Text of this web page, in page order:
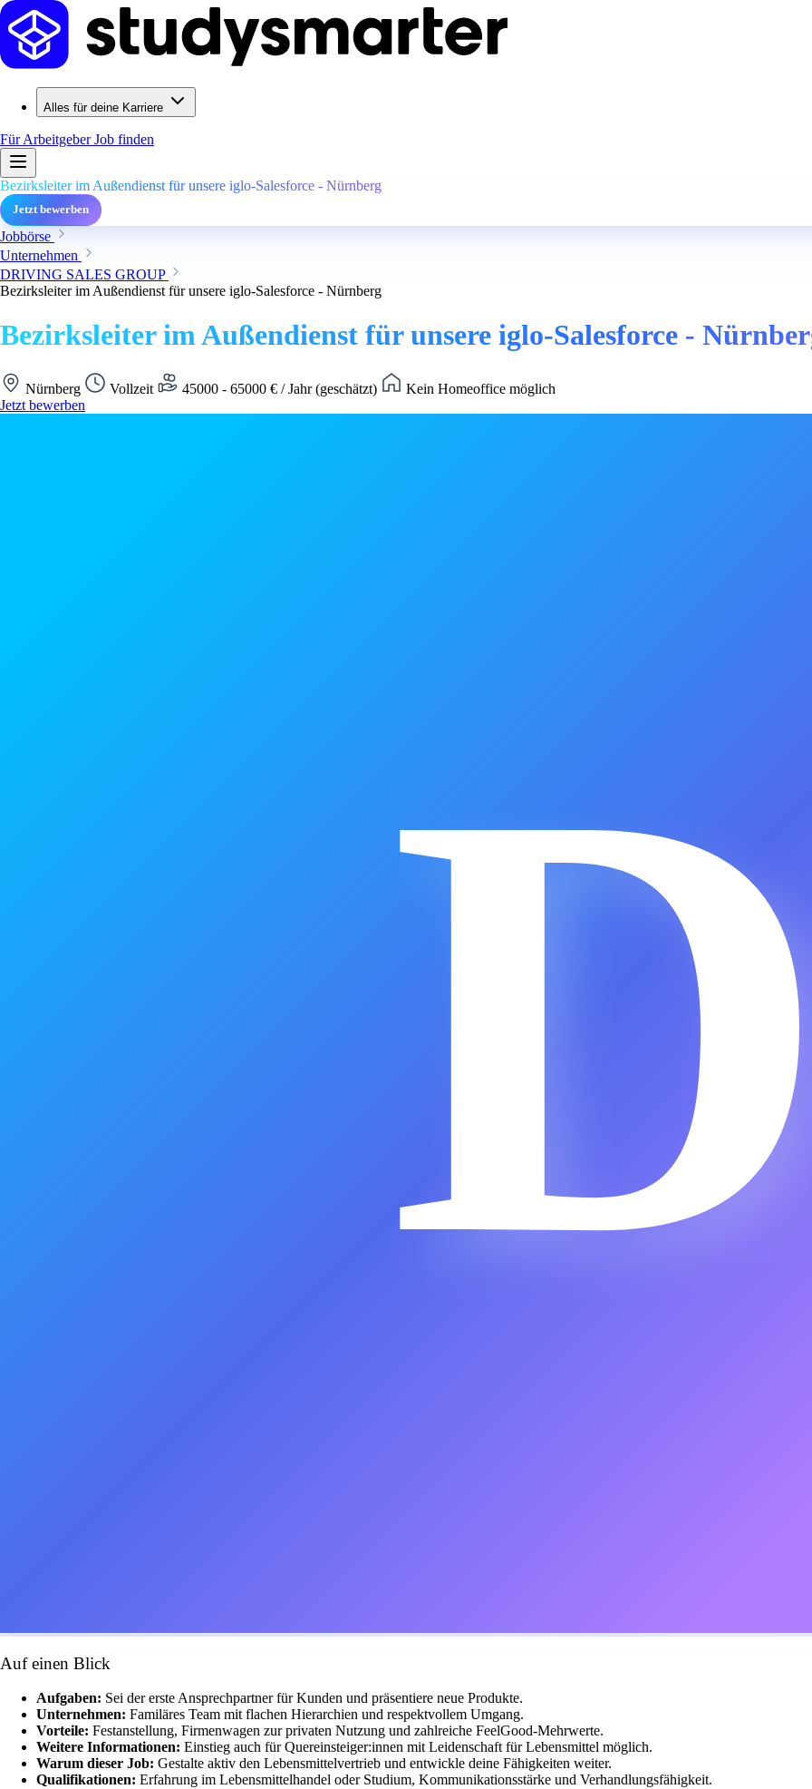
Alles für deine Karriere
Für ArbeitgeberJob finden
Bezirksleiter im Außendienst für unsere iglo-Salesforce - Nürnberg
Jetzt bewerben
Jobbörse
Unternehmen
DRIVING SALES GROUP
Bezirksleiter im Außendienst für unsere iglo-Salesforce - Nürnberg
Bezirksleiter im Außendienst für unsere iglo-Salesforce -
Nürnberg Vollzeit 45000 - 65000 € / Jahr (geschätzt)
Kein Homeoffice möglich
Jetzt bewerben
Auf einen Blick
Aufgaben: Sei der erste Ansprechpartner für Kunden und präsentiere neue Produkte.
Unternehmen: Familäres Team mit flachen Hierarchien und respektvollem Umgang.
Vorteile: Festanstellung, Firmenwagen zur privaten Nutzung und zahlreiche FeelGood-Mehrwerte.
Weitere Informationen: Einstieg auch für Quereinsteiger:innen mit Leidenschaft für Lebensmittel möglich.
Warum dieser Job: Gestalte aktiv den Lebensmittelvertrieb und entwickle deine Fähigkeiten weiter.
Qualifikationen: Erfahrung im Lebensmittelhandel oder Studium, Kommunikationsstärke und Verhandlungsfähigkeit.